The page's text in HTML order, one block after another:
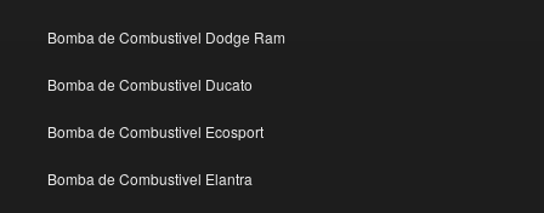
Bomba de Combustivel Dodge Ram
Bomba de Combustivel Ducato
Bomba de Combustivel Ecosport
Bomba de Combustivel Elantra